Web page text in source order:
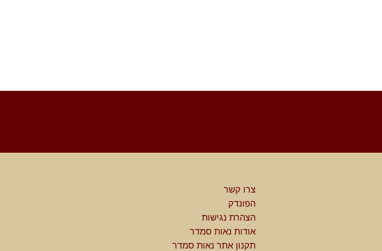
צרו קשר
הפונדק
הצהרת נגישות
אודות נאות סמדר
תקנון אתר נאות סמדר